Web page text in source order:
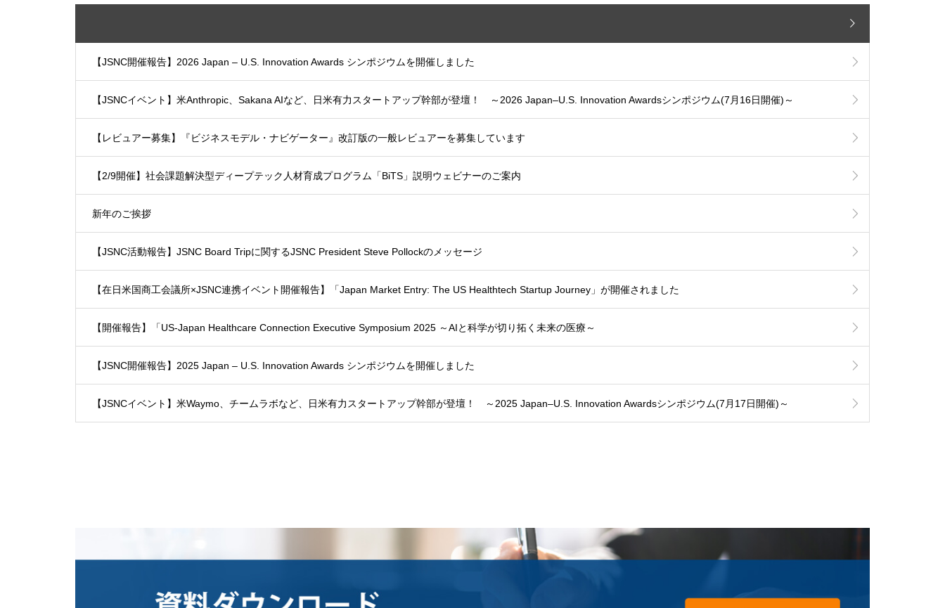
【JSNC開催報告】2026 Japan – U.S. Innovation Awards シンポジウムを開催しました
【JSNCイベント】米Anthropic、Sakana AIなど、日米有力スタートアップ幹部が登壇！ ～2026 Japan–U.S. Innovation Awardsシンポジウム(7月16日開催)～
【レビュアー募集】『ビジネスモデル・ナビゲーター』改訂版の一般レビュアーを募集しています
【2/9開催】社会課題解決型ディープテック人材育成プログラム「BiTS」説明ウェビナーのご案内
新年のご挨拶
【JSNC活動報告】JSNC Board Tripに関するJSNC President Steve Pollockのメッセージ
【在日米国商工会議所×JSNC連携イベント開催報告】「Japan Market Entry: The US Healthtech Startup Journey」が開催されました
【開催報告】「US-Japan Healthcare Connection Executive Symposium 2025 ～AIと科学が切り拓く未来の医療～
【JSNC開催報告】2025 Japan – U.S. Innovation Awards シンポジウムを開催しました
【JSNCイベント】米Waymo、チームラボなど、日米有力スタートアップ幹部が登壇！ ～2025 Japan–U.S. Innovation Awardsシンポジウム(7月17日開催)～